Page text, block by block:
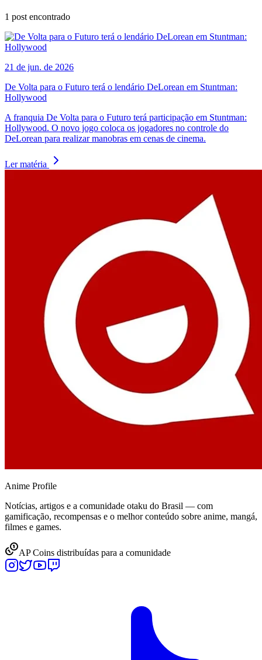
1 post encontrado
21 de jun. de 2026
De Volta para o Futuro terá o lendário DeLorean em Stuntman:
Hollywood
A franquia De Volta para o Futuro terá participação em Stuntman:
Hollywood. O novo jogo coloca os jogadores no controle do
DeLorean para realizar manobras em cenas de cinema.
Ler matéria
Anime Profile
Notícias, artigos e a comunidade otaku do Brasil — com
gamificação, recompensas e o melhor conteúdo sobre anime, mangá,
filmes e games.
AP Coins distribuídas para a comunidade